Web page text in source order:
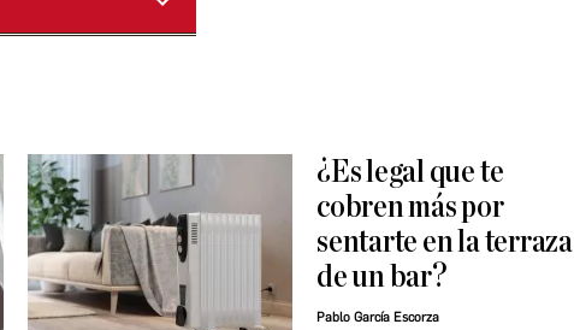
¿Es legal que te
cobren más por
sentarte en la terraza
de un bar?
Pablo García Escorza